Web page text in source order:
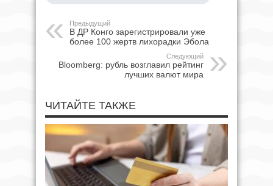
Предыдущий
В ДР Конго зарегистрировали уже
более 100 жертв лихорадки Эбола
Следующий
Bloomberg: рубль возглавил рейтинг
лучших валют мира
ЧИТАЙТЕ ТАКЖЕ